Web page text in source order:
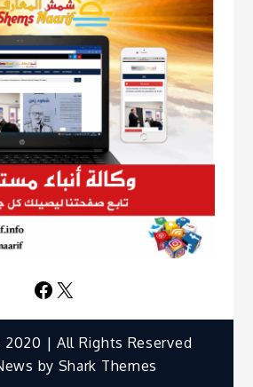
Facebook
X
| All Rights Reserved
by Shark Themes